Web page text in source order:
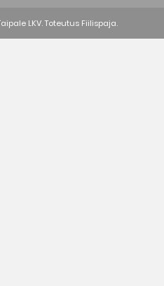
LKV. Toteutus Fiilispaja.